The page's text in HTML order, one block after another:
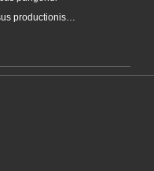
productionis
natura rari
acousticae